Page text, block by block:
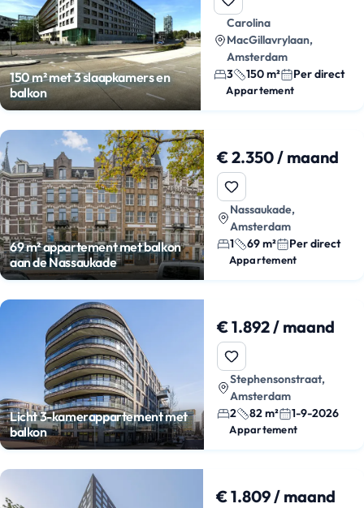
150 m² met 3 slaapkamers en
balkon
Carolina
MacGillavrylaan,
Amsterdam
3
150 m² Per direct
Appartement
69 m² appartement met balkon
aan de Nassaukade
€ 2.350 / maand
Nassaukade,
Amsterdam
1
69 m² Per direct
Appartement
Licht 3-kamerappartement met
balkon
€ 1.892 / maand
Stephensonstraat,
Amsterdam
2
82 m² 1-9-2026
Appartement
€ 1.809 / maand